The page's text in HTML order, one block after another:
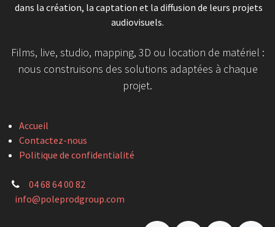
dans la création, la captation et la diffusion de leurs projets
audiovisuels.
Films, live, studio, mapping, 3D ou location de matériel :
nous construisons des solutions adaptées à chaque
projet.
Accueil
Contactez-nous
Politique de confidentialité
04 68 64 00 82
info@poleprodgroup.com